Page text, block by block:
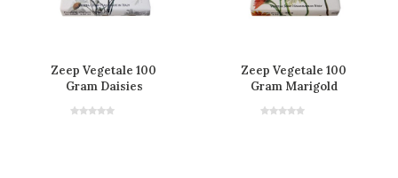
Zeep Vegetale 100
Gram Daisies
Zeep Vegetale 100
Gram Marigold